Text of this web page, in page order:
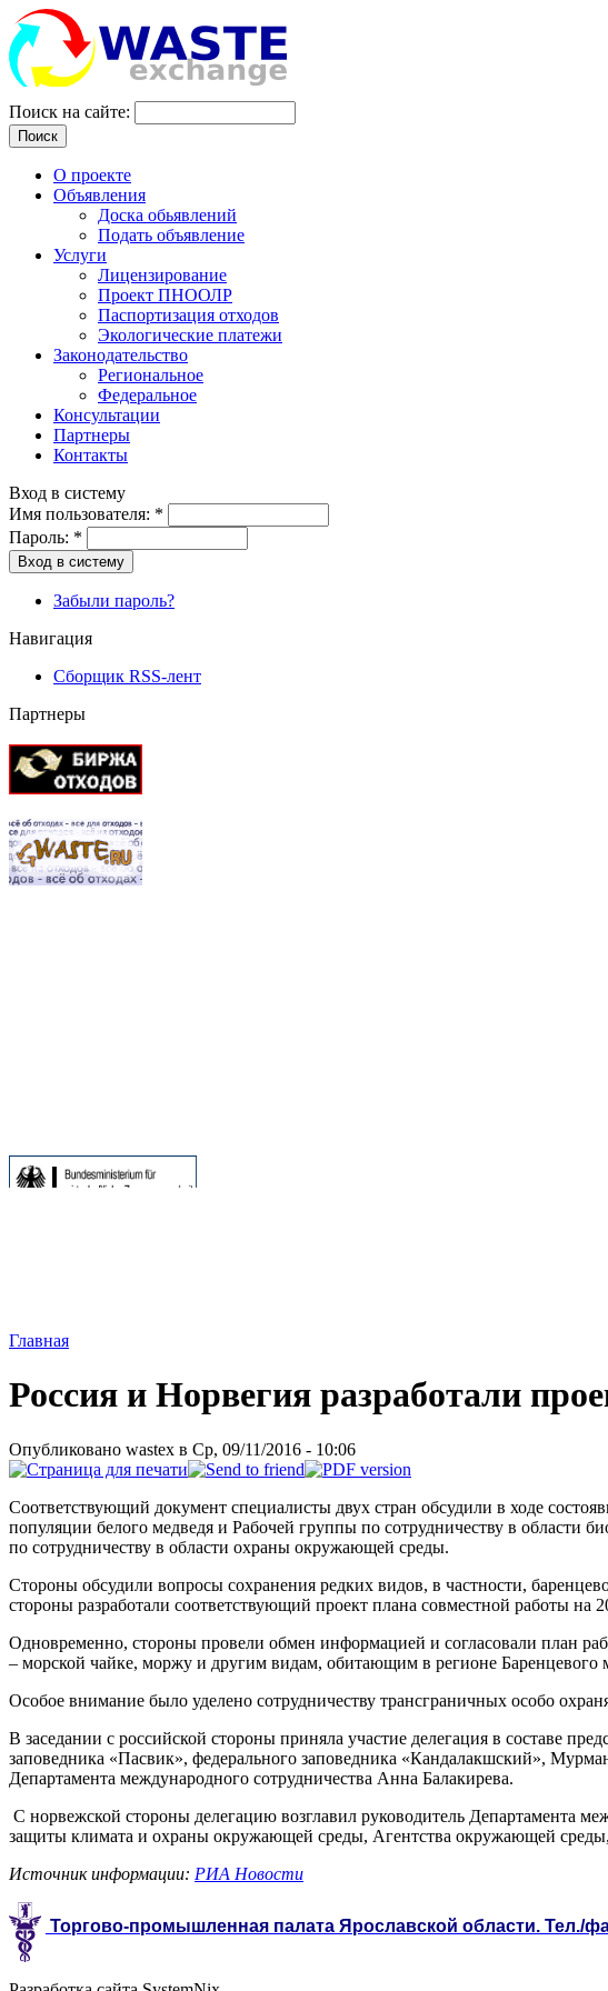
Поиск на сайте:
Поиск
О проекте
Объявления
Доска обьявлений
Подать объявление
Услуги
Лицензирование
Проект ПНООЛР
Паспортизация отходов
Экологические платежи
Законодательство
Региональное
Федеральное
Консультации
Партнеры
Контакты
Вход в систему
Имя пользователя: *
Пароль: *
Вход в систему
Забыли пароль?
Навигация
Сборщик RSS-лент
Партнеры
Главная
Россия и Норвегия разработали
Опубликовано wastex в Ср, 09/11/2016 - 10:06
Соответствующий документ специалисты двух стран обсудили в ходе
популяции белого медведя и Рабочей группы по сотрудничеству в
по сотрудничеству в области охраны окружающей среды.
Стороны обсудили вопросы сохранения редких видов, в частности,
стороны разработали соответствующий проект плана совместной работы на
Одновременно, стороны провели обмен информацией и согласовали план
– морской чайке, моржу и другим видам, обитающим в регионе Баренцевого
Особое внимание было уделено сотрудничеству трансграничных особо
В заседании с российской стороны приняла участие делегация в составе
заповедника «Пасвик», федерального заповедника «Кандалакшский»,
Департамента международного сотрудничества Анна Балакирева.
С норвежской стороны делегацию возглавил руководитель Департамента
защиты климата и охраны окружающей среды, Агентства окружающей
Источник информации: РИА Новости
Торгово-промышленная палата Ярославской области. Тел./